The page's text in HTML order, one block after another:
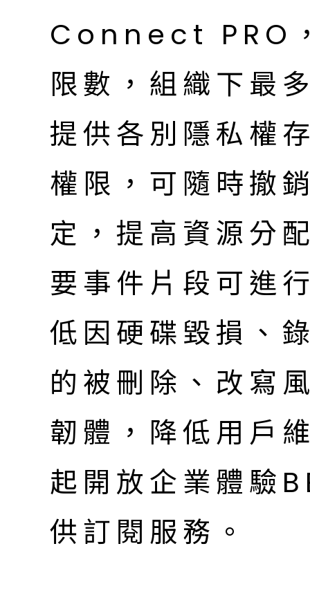
Connect PRO
限數，組織下最
提供各別隱私權
權限，可隨時撤
定，提高資源分
要事件片段可進
低因硬碟毀損、
的被刪除、改寫
韌體，降低用戶
起開放企業體驗
供訂閱服務。